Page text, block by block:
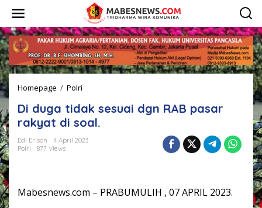
w
a
t
i
k
e
k
o
n
t
e
n
Homepage / Polri
d
u
g
a
k
Di duga tidak sesuai dgn RAB pasar
rakyat di soal.
Edi Erison
4 April 2023
Polri
877 Views
Mabesnews.com – PRABUMULIH , 07 APRIL 2023.